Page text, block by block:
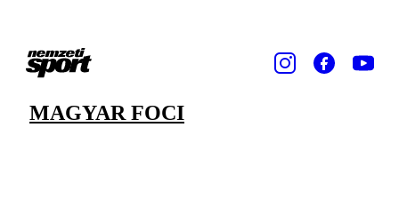
MAGYAR FOCI